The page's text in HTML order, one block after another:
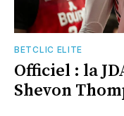
BETCLIC ELITE
Officiel : la
Shevon